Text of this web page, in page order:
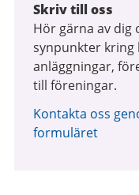
Skriv till oss
Hör gärna av
synpunkter kring
anläggningar,
till föreningar.
Kontakta oss
formuläret